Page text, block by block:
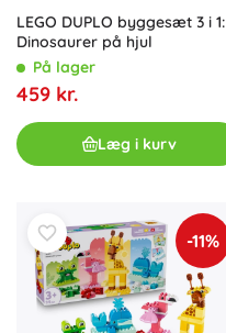
LEGO DUPLO byggesæt 3 i 1:
Dinosaurer på hjul
På lager
459 kr.
Læg i kurv
-11%